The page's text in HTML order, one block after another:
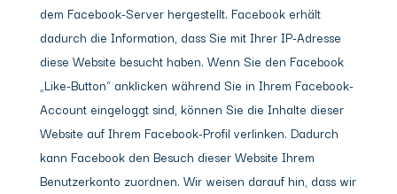
dem Facebook-Server hergestellt. Facebook erhält
dadurch die Information, dass Sie mit Ihrer IP-Adresse
diese Website besucht haben. Wenn Sie den Facebook
„Like-Button“ anklicken während Sie in Ihrem Facebook-
Account eingeloggt sind, können Sie die Inhalte dieser
Website auf Ihrem Facebook-Profil verlinken. Dadurch
kann Facebook den Besuch dieser Website Ihrem
Benutzerkonto zuordnen. Wir weisen darauf hin, dass wir